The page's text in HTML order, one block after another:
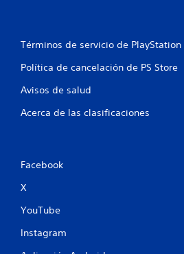
Términos de servicio de PlayStation
Política de cancelación de PS Store
Avisos de salud
Acerca de las clasificaciones
Facebook
X
YouTube
Instagram